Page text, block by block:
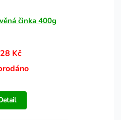
činka 400g
Kč